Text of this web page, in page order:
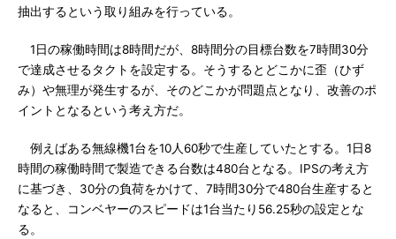
抽出するという取り組みを行っている。
1日の稼働時間は8時間だが、8時間分の目標台数を7時間30分
で達成させるタクトを設定する。そうするとどこかに歪（ひず
み）や無理が発生するが、そのどこかが問題点となり、改善のポ
イントとなるという考え方だ。
例えばある無線機1台を10人60秒で生産していたとする。1日8
時間の稼働時間で製造できる台数は480台となる。IPSの考え方
に基づき、30分の負荷をかけて、7時間30分で480台生産すると
なると、コンベヤーのスピードは1台当たり56.25秒の設定とな
る。